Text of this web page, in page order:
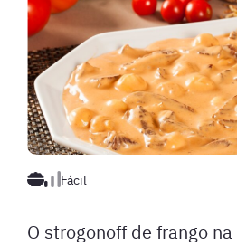
Fácil
O strogonoff de frango